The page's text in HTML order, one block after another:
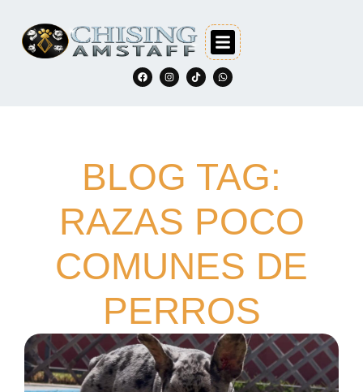
BLOG TAG:
RAZAS POCO
COMUNES DE
PERROS